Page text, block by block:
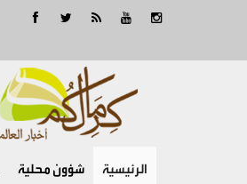
الرئيسية شؤون محلية